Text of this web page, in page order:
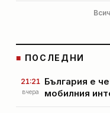
■ ПОСЛЕДНИ
21:21
вчера
България е
мобилния